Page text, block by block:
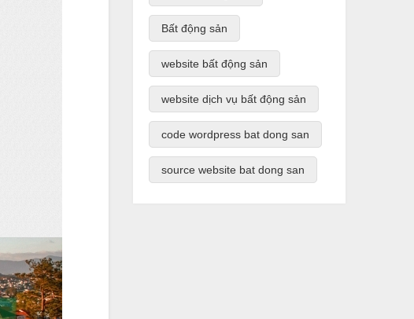
Bất động sản
website bất động sản
website dịch vụ bất động sản
code wordpress bat dong san
source website bat dong san